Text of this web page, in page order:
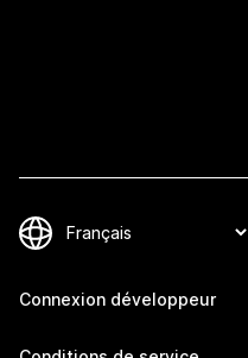
Connexion développeur